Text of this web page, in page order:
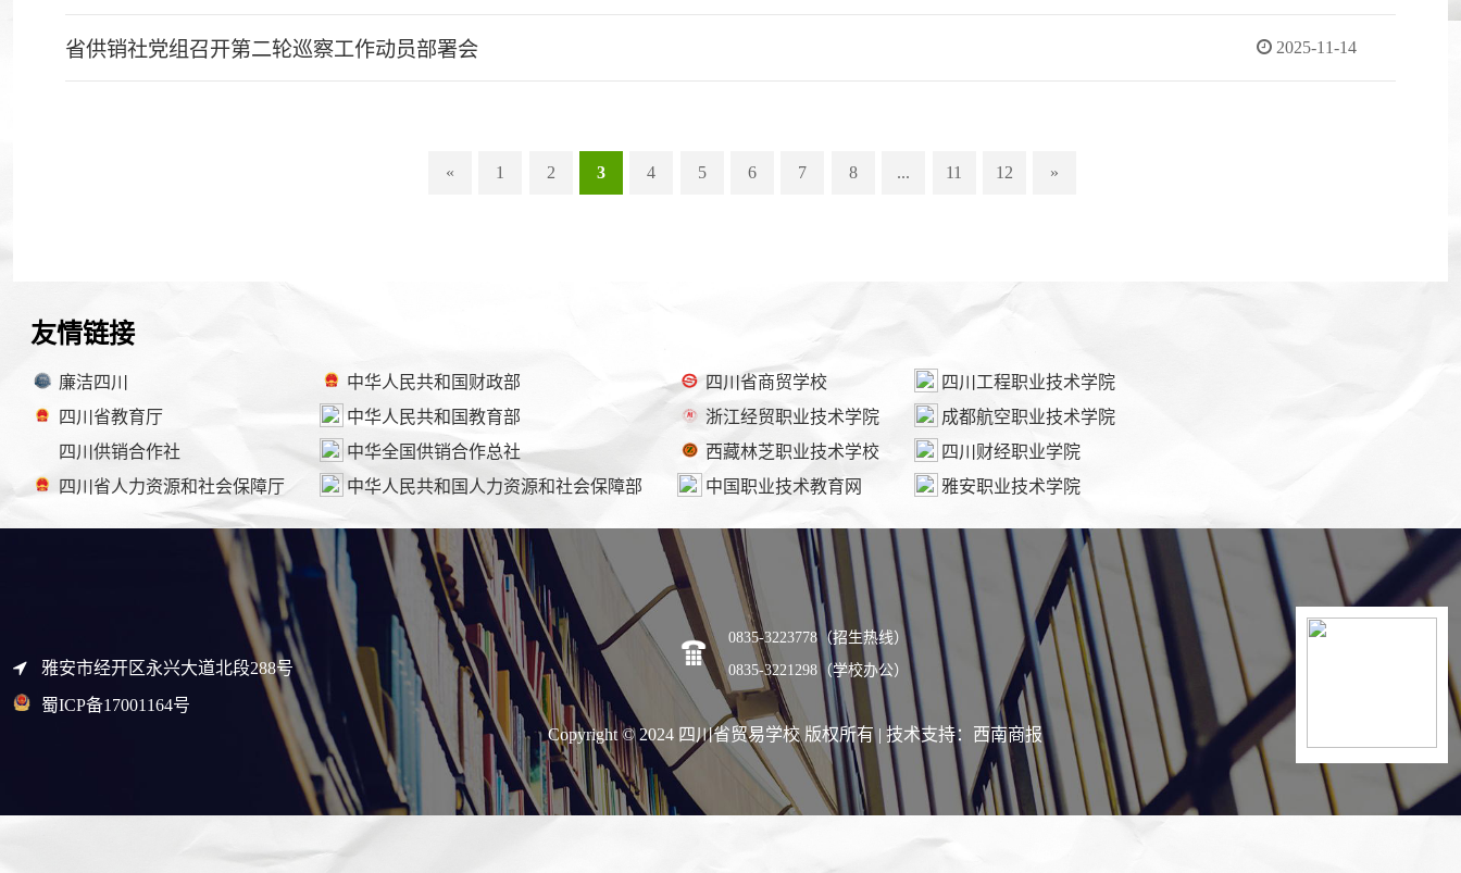
省供销社党组召开第二轮巡察工作动员部署会 2025-11-14
« 1 2 3 4 5 6 7 8 ... 11 12 »
友情链接
廉洁四川
四川省教育厅
四川供销合作社
四川省人力资源和社会保障厅
中华人民共和国财政部
中华人民共和国教育部
中华全国供销合作总社
中华人民共和国人力资源和社会保障部
四川省商贸学校
浙江经贸职业技术学院
西藏林芝职业技术学校
中国职业技术教育网
四川工程职业技术学院
成都航空职业技术学院
四川财经职业学院
雅安职业技术学院
雅安市经开区永兴大道北段288号
蜀ICP备17001164号
0835-3223778（招生热线）
0835-3221298（学校办公）
Copyright © 2024 四川省贸易学校 版权所有 | 技术支持：西南商报